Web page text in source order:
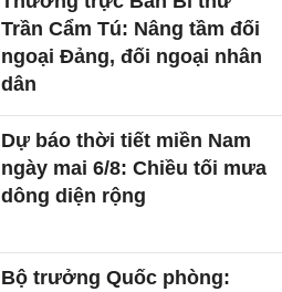
Trần Cẩm Tú: Nâng tầm đối
ngoại Đảng, đối ngoại nhân
dân
Dự báo thời tiết miền Nam
ngày mai 6/8: Chiều tối mưa
dông diện rộng
Bộ trưởng Quốc phòng: